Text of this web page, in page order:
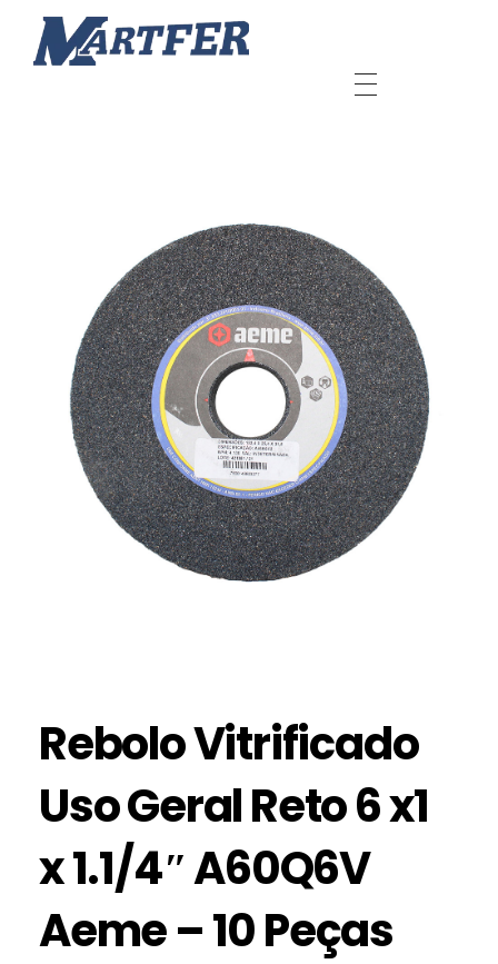
Rebolo Vitrificado
Uso Geral Reto 6 x1
x 1.1/4″ A60Q6V
Aeme – 10 Peças